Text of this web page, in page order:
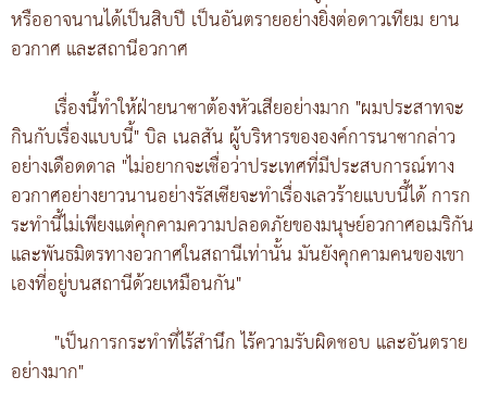
หรืออาจนานได้เป็นสิบปี เป็นอันตรายอย่างยิ่งต่อดาวเทียม ยาน
อวกาศ และสถานีอวกาศ
เรื่องนี้ทำให้ฝ่ายนาซาต้องหัวเสียอย่างมาก "ผมประสาทจะ
กินกับเรื่องแบบนี้" บิล เนลสัน ผู้บริหารขององค์การนาซากล่าว
อย่างเดือดดาล "ไม่อยากจะเชื่อว่าประเทศที่มีประสบการณ์ทาง
อวกาศอย่างยาวนานอย่างรัสเซียจะทำเรื่องเลวร้ายแบบนี้ได้ การก
ระทำนี้ไม่เพียงแต่คุกคามความปลอดภัยของมนุษย์อวกาศอเมริกัน
และพันธมิตรทางอวกาศในสถานีเท่านั้น มันยังคุกคามคนของเขา
เองที่อยู่บนสถานีด้วยเหมือนกัน"
"เป็นการกระทำที่ไร้สำนึก ไร้ความรับผิดชอบ และอันตราย
อย่างมาก"